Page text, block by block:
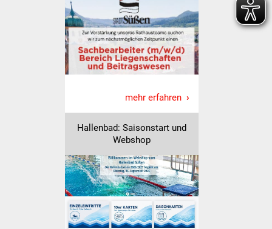
Kinder und Jugendliche
Schülerferienprogramm
Ukraine-Hilfe
Wohnen
Bauen in Süßen
Wohnimmobilien +
mehr erfahren
Hallenbad: Saisonstart und
Webshop